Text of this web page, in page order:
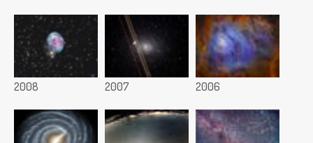
2008 2007 2006